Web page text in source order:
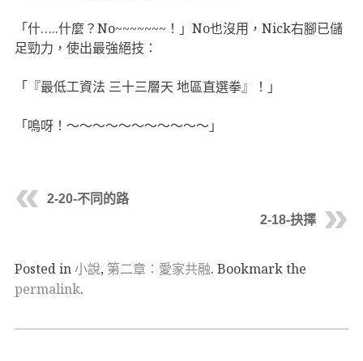
「什…..什麼？No~~~~~~~！」No也沒用，Nick右腳已儲
足勁力，使出最強絕技：
「『最低工資法 三十三層天 地區直選拳』！」
「嗚呀！〜〜〜〜〜〜〜〜〜〜〜」
2-20-不同的路
2-18-抉擇
Posted in小說, 第二章：愛家共融. Bookmark the
permalink.